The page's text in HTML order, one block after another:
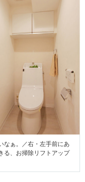
なぁ。／右・左手前にあ
る、お掃除リフトアップ